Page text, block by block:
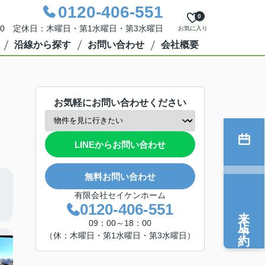
0120-406-551
定休日：木曜日・第1水曜日・第3水曜日 お気に入り
0
沿線から探す お問い合わせ 会社概要
お気軽にお問い合わせください
LINEからお問い合わせ
無料お問い合わせ
有限会社セイケンホーム
0120-406-551
09：00～18：00
（休：木曜日・第1水曜日・第3水曜日）
来店予約